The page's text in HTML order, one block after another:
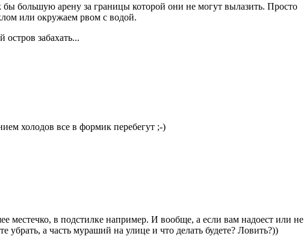
большую арену за границы которой они не могут вылазить. Просто
или окружаем рвом с водой.
забахать...
холодов все в формик перебегут ;-)
местечко, в подстилке например. И вообще, а если вам надоест или не
убрать, а часть мураший на улице и что делать будете? Ловить?))